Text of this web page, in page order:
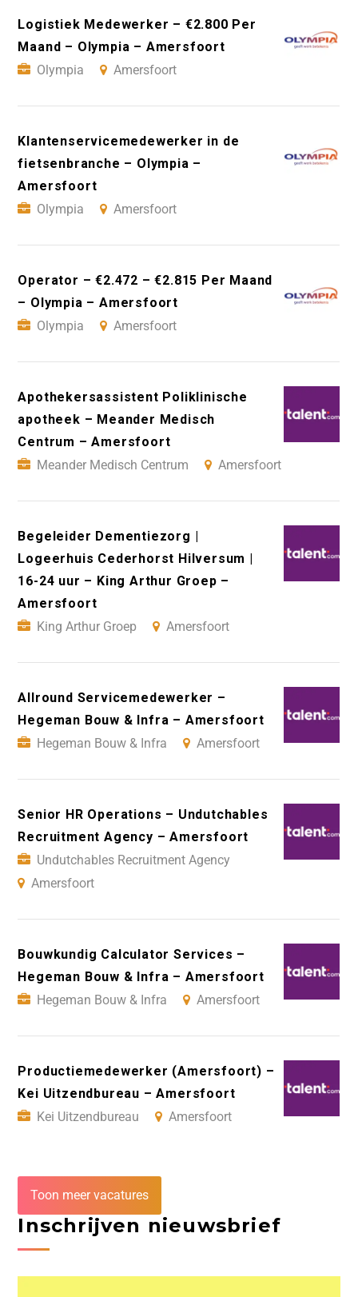
Logistiek Medewerker – €2.800 Per
Maand – Olympia – Amersfoort
Olympia
Amersfoort
Klantenservicemedewerker in de
fietsenbranche – Olympia –
Amersfoort
Olympia
Amersfoort
Operator – €2.472 – €2.815 Per Maand
– Olympia – Amersfoort
Olympia
Amersfoort
Apothekersassistent Poliklinische
apotheek – Meander Medisch
Centrum – Amersfoort
Meander Medisch Centrum
Amersfoort
Begeleider Dementiezorg |
Logeerhuis Cederhorst Hilversum |
16-24 uur – King Arthur Groep –
Amersfoort
King Arthur Groep
Amersfoort
Allround Servicemedewerker –
Hegeman Bouw & Infra – Amersfoort
Hegeman Bouw & Infra
Amersfoort
Senior HR Operations – Undutchables
Recruitment Agency – Amersfoort
Undutchables Recruitment Agency
Amersfoort
Bouwkundig Calculator Services –
Hegeman Bouw & Infra – Amersfoort
Hegeman Bouw & Infra
Amersfoort
Productiemedewerker (Amersfoort) –
Kei Uitzendbureau – Amersfoort
Kei Uitzendbureau
Amersfoort
Toon meer vacatures
Inschrijven nieuwsbrief